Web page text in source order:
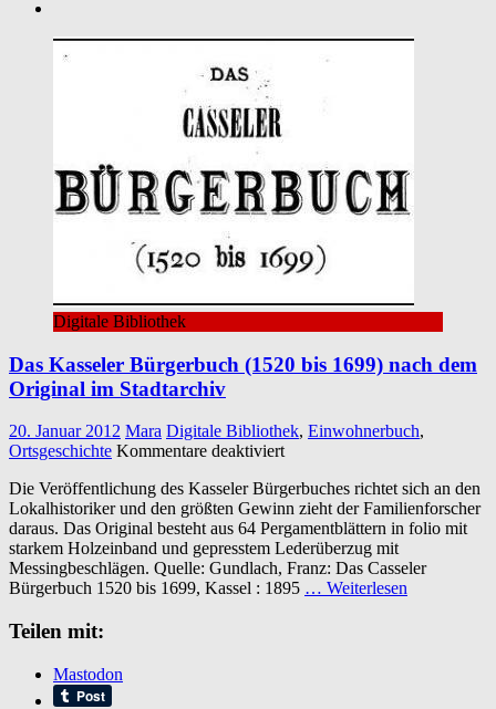
Digitale Bibliothek
Das Kasseler Bürgerbuch (1520 bis 1699) nach dem
Original im Stadtarchiv
20. Januar 2012 Mara Digitale Bibliothek, Einwohnerbuch,
Ortsgeschichte Kommentare deaktiviertfür
Kasseler
Bürgerbuch
(1520
bis
1699)
nach
Die Veröffentlichung des Kasseler Bürgerbuches richtet sich an den
Lokalhistoriker und den größten Gewinn zieht der Familienforscher
daraus. Das Original besteht aus 64 Pergamentblättern in folio mit
starkem Holzeinband und gepresstem Lederüberzug mit
Messingbeschlägen. Quelle: Gundlach, Franz: Das Casseler
Bürgerbuch 1520 bis 1699, Kassel : 1895 … Weiterlesen
Teilen mit:
Mastodon